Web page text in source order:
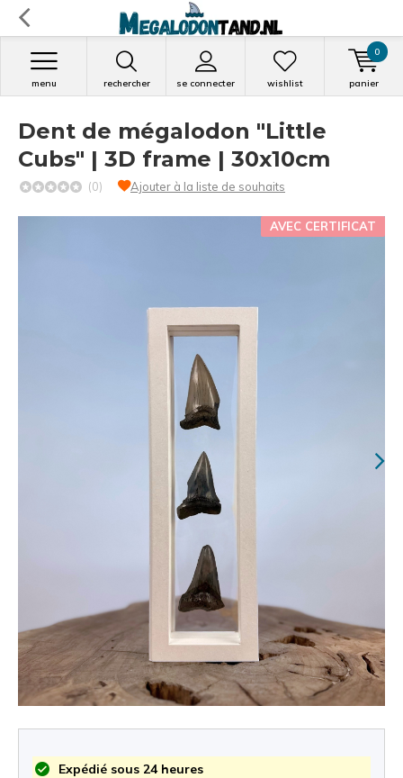
rechercher se connecter
menu wishlist panier
0
Dent de mégalodon "Little
Cubs" | 3D frame | 30x10cm
(0) Ajouter à la liste de souhaits
AVEC CERTIFICAT
Expédié sous 24 heures